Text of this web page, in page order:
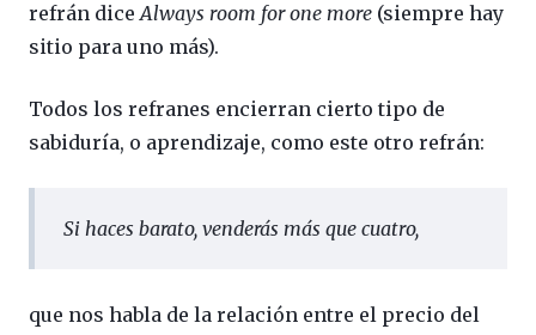
refrán diceAlways room for one more (siempre hay
sitio para uno más).
Todos los refranes encierran cierto tipo de
sabiduría, o aprendizaje, como este otro refrán:
Si haces barato, venderás más que cuatro,
que nos habla de la relación entre el precio del